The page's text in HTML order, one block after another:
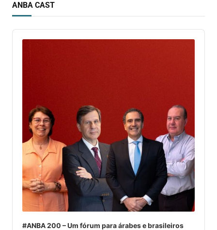
ANBA CAST
Audio
Player
#ANBA 200 – Um fórum para árabes e brasileiros